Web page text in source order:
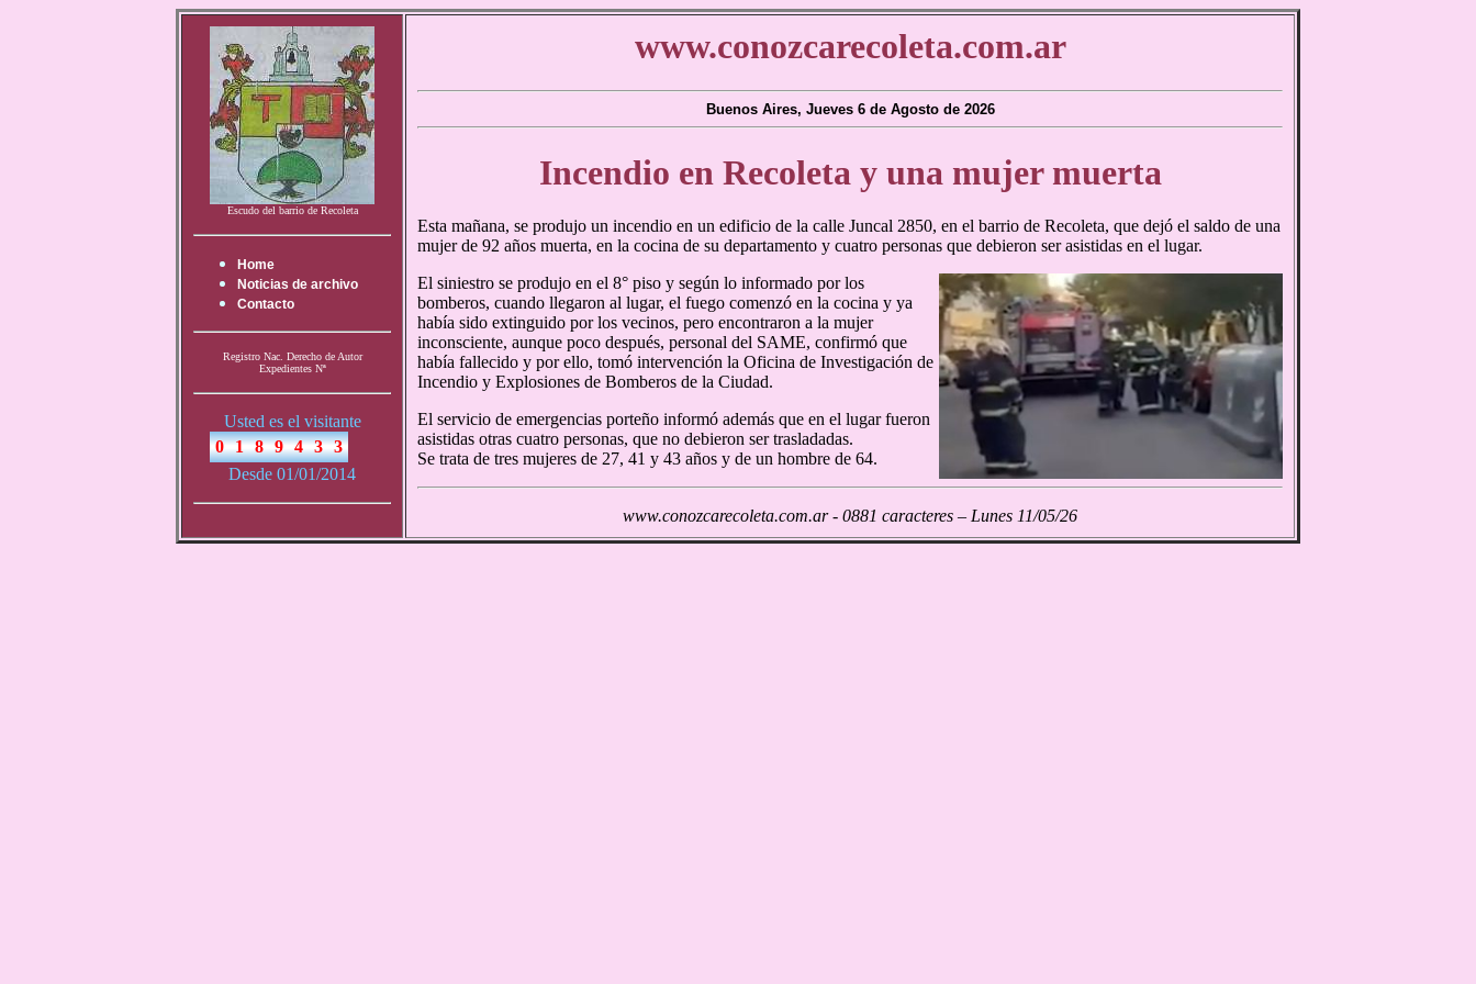
Escudo del barrio de Recoleta
Home
Noticias de archivo
Contacto
Registro Nac. Derecho de Autor
Expedientes Nª
Usted es el visitante
Desde 01/01/2014
www.conozcarecoleta.com.ar
Buenos Aires, Jueves 6 de Agosto de 2026
Incendio en Recoleta y una mujer muerta
Esta mañana, se produjo un incendio en un edificio de la calle Juncal 2850, en el barrio de Recoleta, que dejó el saldo de una
mujer de 92 años muerta, en la cocina de su departamento y cuatro personas que debieron ser asistidas en el lugar.
El siniestro se produjo en el 8° piso y según lo informado por los
bomberos, cuando llegaron al lugar, el fuego comenzó en la cocina y ya
había sido extinguido por los vecinos, pero encontraron a la mujer
inconsciente, aunque poco después, personal del SAME, confirmó que
había fallecido y por ello, tomó intervención la Oficina de Investigación de
Incendio y Explosiones de Bomberos de la Ciudad.
El servicio de emergencias porteño informó además que en el lugar fueron
asistidas otras cuatro personas, que no debieron ser trasladadas.
Se trata de tres mujeres de 27, 41 y 43 años y de un hombre de 64.
www.conozcarecoleta.com.ar - 0881 caracteres – Lunes 11/05/26